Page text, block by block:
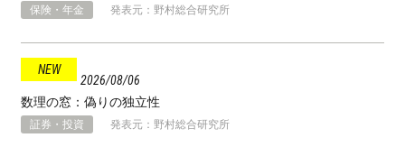
保険・年金 発表元：野村総合研究所
2026 08 06
数理の窓：偽りの独立性
証券・投資 発表元：野村総合研究所